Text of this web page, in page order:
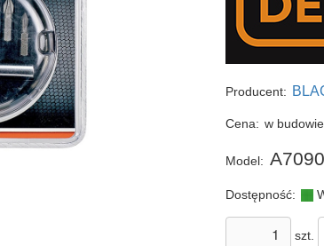
Producent:
Cena: w
Model: A7090
Dostępność:
szt.